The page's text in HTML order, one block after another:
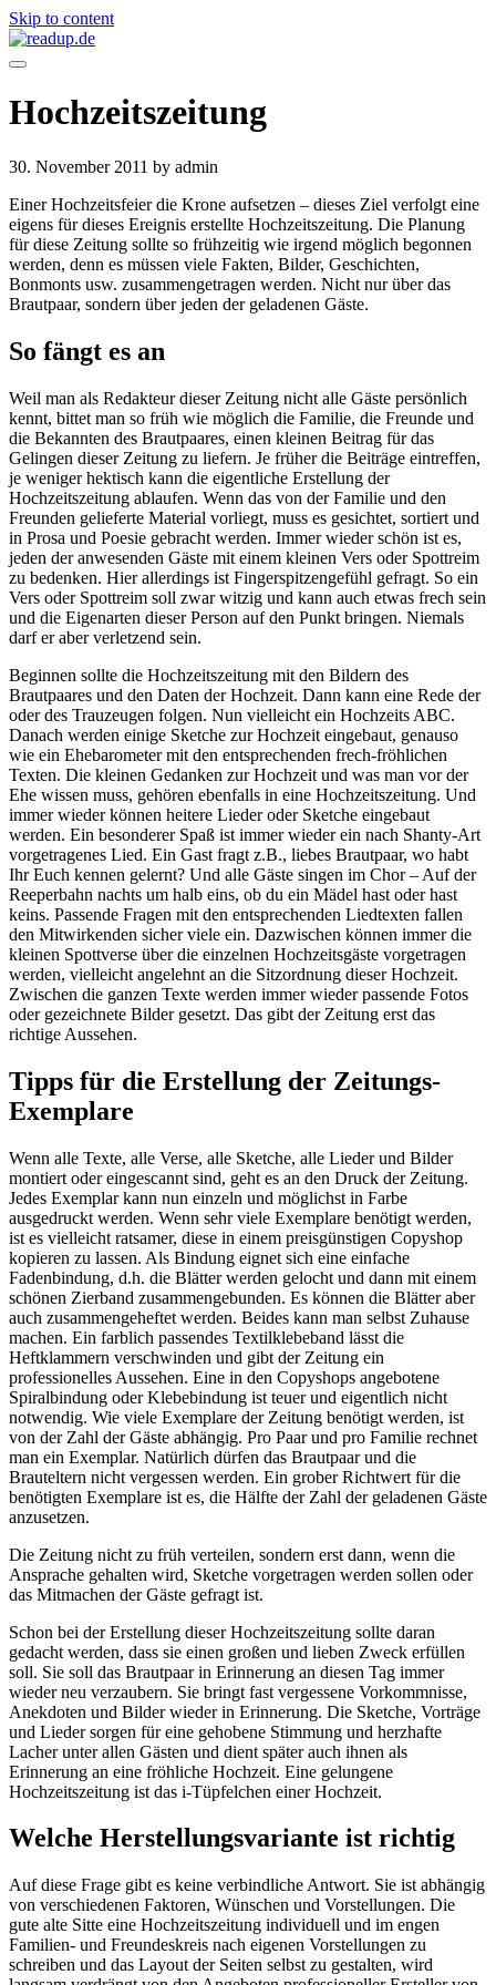
Skip to content
Hochzeitszeitung
30. November 2011 by admin
Einer Hochzeitsfeier die Krone aufsetzen – dieses Ziel verfolgt eine
eigens für dieses Ereignis erstellte Hochzeitszeitung. Die Planung
für diese Zeitung sollte so frühzeitig wie irgend möglich begonnen
werden, denn es müssen viele Fakten, Bilder, Geschichten,
Bonmonts usw. zusammengetragen werden. Nicht nur über das
Brautpaar, sondern über jeden der geladenen Gäste.
So fängt es an
Weil man als Redakteur dieser Zeitung nicht alle Gäste persönlich
kennt, bittet man so früh wie möglich die Familie, die Freunde und
die Bekannten des Brautpaares, einen kleinen Beitrag für das
Gelingen dieser Zeitung zu liefern. Je früher die Beiträge eintreffen,
je weniger hektisch kann die eigentliche Erstellung der
Hochzeitszeitung ablaufen. Wenn das von der Familie und den
Freunden gelieferte Material vorliegt, muss es gesichtet, sortiert und
in Prosa und Poesie gebracht werden. Immer wieder schön ist es,
jeden der anwesenden Gäste mit einem kleinen Vers oder Spottreim
zu bedenken. Hier allerdings ist Fingerspitzengefühl gefragt. So ein
Vers oder Spottreim soll zwar witzig und kann auch etwas frech sein
und die Eigenarten dieser Person auf den Punkt bringen. Niemals
darf er aber verletzend sein.
Beginnen sollte die Hochzeitszeitung mit den Bildern des
Brautpaares und den Daten der Hochzeit. Dann kann eine Rede der
oder des Trauzeugen folgen. Nun vielleicht ein Hochzeits ABC.
Danach werden einige Sketche zur Hochzeit eingebaut, genauso
wie ein Ehebarometer mit den entsprechenden frech-fröhlichen
Texten. Die kleinen Gedanken zur Hochzeit und was man vor der
Ehe wissen muss, gehören ebenfalls in eine Hochzeitszeitung. Und
immer wieder können heitere Lieder oder Sketche eingebaut
werden. Ein besonderer Spaß ist immer wieder ein nach Shanty-Art
vorgetragenes Lied. Ein Gast fragt z.B., liebes Brautpaar, wo habt
Ihr Euch kennen gelernt? Und alle Gäste singen im Chor – Auf der
Reeperbahn nachts um halb eins, ob du ein Mädel hast oder hast
keins. Passende Fragen mit den entsprechenden Liedtexten fallen
den Mitwirkenden sicher viele ein. Dazwischen können immer die
kleinen Spottverse über die einzelnen Hochzeitsgäste vorgetragen
werden, vielleicht angelehnt an die Sitzordnung dieser Hochzeit.
Zwischen die ganzen Texte werden immer wieder passende Fotos
oder gezeichnete Bilder gesetzt. Das gibt der Zeitung erst das
richtige Aussehen.
Tipps für die Erstellung der Zeitungs-
Exemplare
Wenn alle Texte, alle Verse, alle Sketche, alle Lieder und Bilder
montiert oder eingescannt sind, geht es an den Druck der Zeitung.
Jedes Exemplar kann nun einzeln und möglichst in Farbe
ausgedruckt werden. Wenn sehr viele Exemplare benötigt werden,
ist es vielleicht ratsamer, diese in einem preisgünstigen Copyshop
kopieren zu lassen. Als Bindung eignet sich eine einfache
Fadenbindung, d.h. die Blätter werden gelocht und dann mit einem
schönen Zierband zusammengebunden. Es können die Blätter aber
auch zusammengeheftet werden. Beides kann man selbst Zuhause
machen. Ein farblich passendes Textilklebeband lässt die
Heftklammern verschwinden und gibt der Zeitung ein
professionelles Aussehen. Eine in den Copyshops angebotene
Spiralbindung oder Klebebindung ist teuer und eigentlich nicht
notwendig. Wie viele Exemplare der Zeitung benötigt werden, ist
von der Zahl der Gäste abhängig. Pro Paar und pro Familie rechnet
man ein Exemplar. Natürlich dürfen das Brautpaar und die
Brauteltern nicht vergessen werden. Ein grober Richtwert für die
benötigten Exemplare ist es, die Hälfte der Zahl der geladenen Gäste
anzusetzen.
Die Zeitung nicht zu früh verteilen, sondern erst dann, wenn die
Ansprache gehalten wird, Sketche vorgetragen werden sollen oder
das Mitmachen der Gäste gefragt ist.
Schon bei der Erstellung dieser Hochzeitszeitung sollte daran
gedacht werden, dass sie einen großen und lieben Zweck erfüllen
soll. Sie soll das Brautpaar in Erinnerung an diesen Tag immer
wieder neu verzaubern. Sie bringt fast vergessene Vorkommnisse,
Anekdoten und Bilder wieder in Erinnerung. Die Sketche, Vorträge
und Lieder sorgen für eine gehobene Stimmung und herzhafte
Lacher unter allen Gästen und dient später auch ihnen als
Erinnerung an eine fröhliche Hochzeit. Eine gelungene
Hochzeitszeitung ist das i-Tüpfelchen einer Hochzeit.
Welche Herstellungsvariante ist richtig
Auf diese Frage gibt es keine verbindliche Antwort. Sie ist abhängig
von verschiedenen Faktoren, Wünschen und Vorstellungen. Die
gute alte Sitte eine Hochzeitszeitung individuell und im engen
Familien- und Freundeskreis nach eigenen Vorstellungen zu
schreiben und das Layout der Seiten selbst zu gestalten, wird